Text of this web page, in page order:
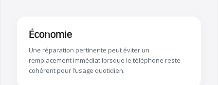
Économie
Une réparation pertinente peut éviter un
remplacement immédiat lorsque le téléphone reste
cohérent pour l’usage quotidien.